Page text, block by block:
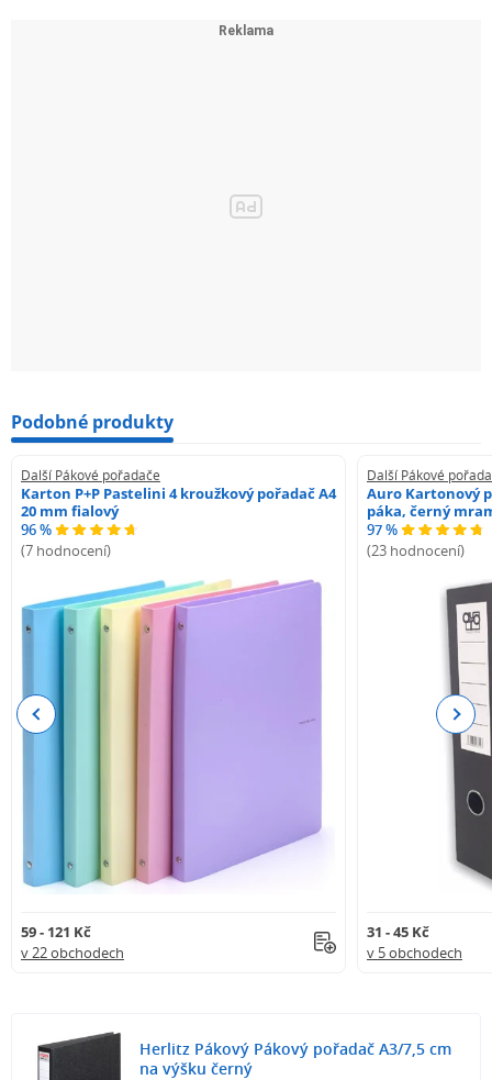
Podobné produkty
Další Pákové pořadače
Karton P+P Pastelini 4 kroužkový pořadač A4
20 mm fialový
96 %
(7 hodnocení)
59 - 121 Kč
v 22 obchodech
Další Pákové
Auro Kartonový
páka, černý
97 %
(23 hodnocení)
31 - 45 Kč
v 5 obchodech
Previous Next
Herlitz Pákový Pákový pořadač A3/7,5 cm
na výšku černý